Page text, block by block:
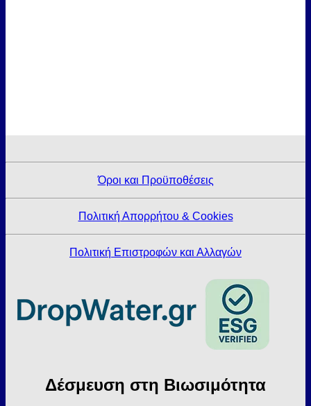
Όροι και Προϋποθέσεις
Πολιτική Απορρήτου & Cookies
Πολιτική Επιστροφών και Αλλαγών
Δέσμευση στη Βιωσιμότητα